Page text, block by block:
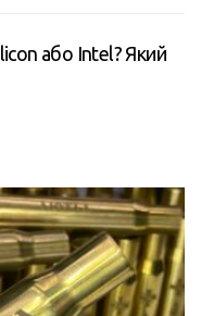
або Intel? Який